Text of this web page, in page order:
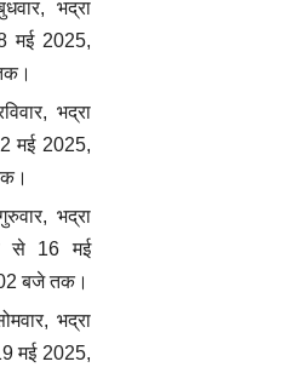
भद्रा
मई 2025,
भद्रा
मई 2025,
भद्रा
से 16 मई
बजे तक।
भद्रा
मई 2025,